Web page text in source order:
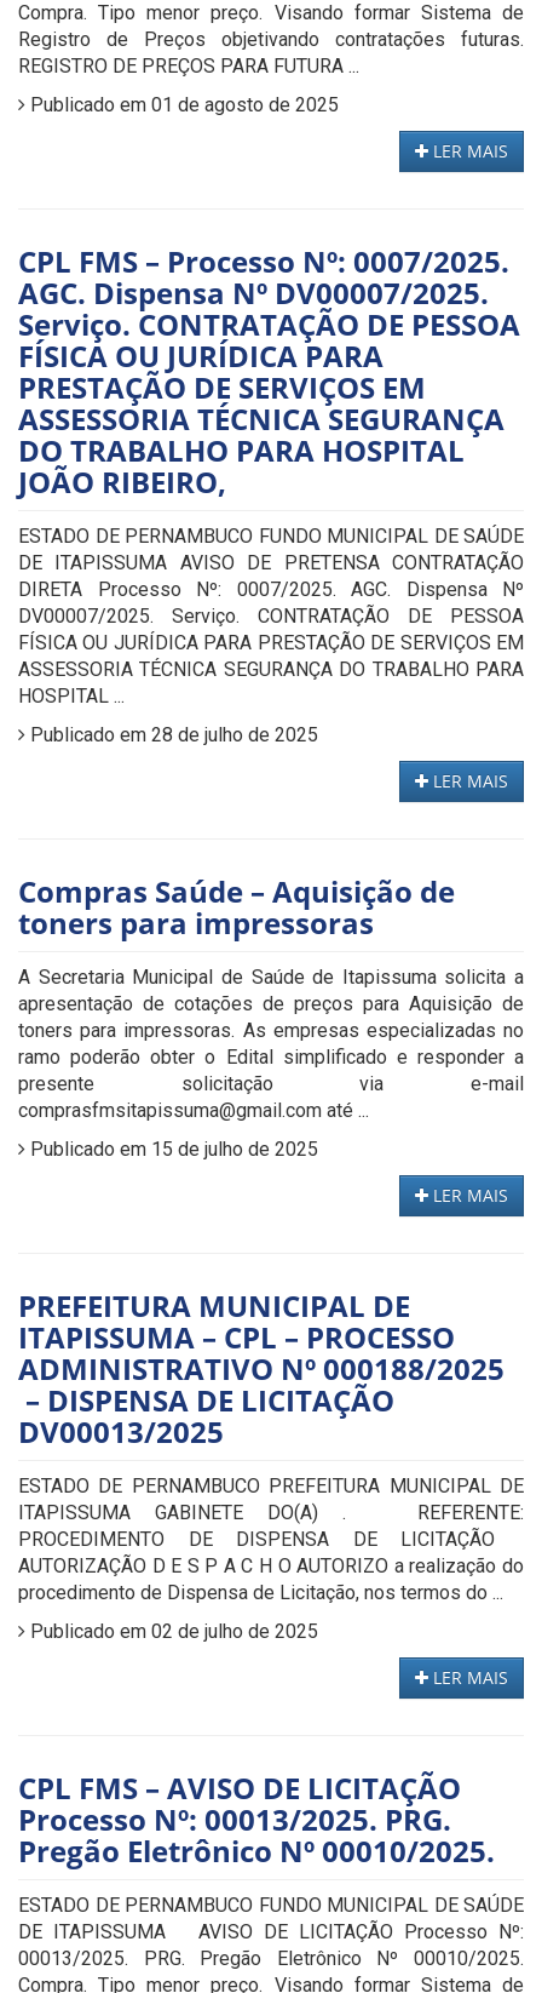
Compra. Tipo menor preço. Visando formar Sistema de
Registro de Preços objetivando contratações futuras.
REGISTRO DE PREÇOS PARA FUTURA ...
Publicado em 01 de agosto de 2025
LER MAIS
CPL FMS – Processo Nº: 0007/2025.
AGC. Dispensa Nº DV00007/2025.
Serviço. CONTRATAÇÃO DE PESSOA
FÍSICA OU JURÍDICA PARA
PRESTAÇÃO DE SERVIÇOS EM
ASSESSORIA TÉCNICA SEGURANÇA
DO TRABALHO PARA HOSPITAL
JOÃO RIBEIRO,
ESTADO DE PERNAMBUCO FUNDO MUNICIPAL DE SAÚDE
DE ITAPISSUMA AVISO DE PRETENSA CONTRATAÇÃO
DIRETA Processo Nº: 0007/2025. AGC. Dispensa Nº
DV00007/2025. Serviço. CONTRATAÇÃO DE PESSOA
FÍSICA OU JURÍDICA PARA PRESTAÇÃO DE SERVIÇOS EM
ASSESSORIA TÉCNICA SEGURANÇA DO TRABALHO PARA
HOSPITAL ...
Publicado em 28 de julho de 2025
LER MAIS
Compras Saúde – Aquisição de
toners para impressoras
A Secretaria Municipal de Saúde de Itapissuma solicita a
apresentação de cotações de preços para Aquisição de
toners para impressoras. As empresas especializadas no
ramo poderão obter o Edital simplificado e responder a
presente solicitação via e-mail
comprasfmsitapissuma@gmail.com até ...
Publicado em 15 de julho de 2025
LER MAIS
PREFEITURA MUNICIPAL DE
ITAPISSUMA – CPL – PROCESSO
ADMINISTRATIVO Nº 000188/2025
– DISPENSA DE LICITAÇÃO
DV00013/2025
ESTADO DE PERNAMBUCO PREFEITURA MUNICIPAL DE
ITAPISSUMA GABINETE DO(A) . REFERENTE:
PROCEDIMENTO DE DISPENSA DE LICITAÇÃO
AUTORIZAÇÃO D E S P A C H O AUTORIZO a realização do
procedimento de Dispensa de Licitação, nos termos do ...
Publicado em 02 de julho de 2025
LER MAIS
CPL FMS – AVISO DE LICITAÇÃO
Processo Nº: 00013/2025. PRG.
Pregão Eletrônico Nº 00010/2025.
ESTADO DE PERNAMBUCO FUNDO MUNICIPAL DE SAÚDE
DE ITAPISSUMA AVISO DE LICITAÇÃO Processo Nº:
00013/2025. PRG. Pregão Eletrônico Nº 00010/2025.
Compra. Tipo menor preço. Visando formar Sistema de